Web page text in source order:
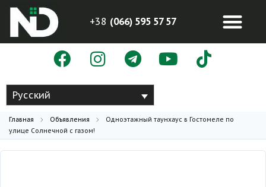
+38 (066) 595 57 57
Русский
Главная Объявления
Одноэтажный таунхаус в Гостомеле по
улице Солнечной с газом!